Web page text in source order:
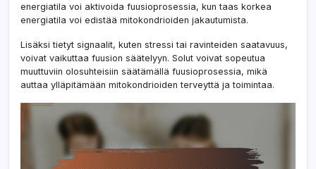
energiatila voi aktivoida fuusioprosessia, kun taas korkea
energiatila voi edistää mitokondrioiden jakautumista.
Lisäksi tietyt signaalit, kuten stressi tai ravinteiden saatavuus,
voivat vaikuttaa fuusion säätelyyn. Solut voivat sopeutua
muuttuviin olosuhteisiin säätämällä fuusioprosessia, mikä
auttaa ylläpitämään mitokondrioiden terveyttä ja toimintaa.